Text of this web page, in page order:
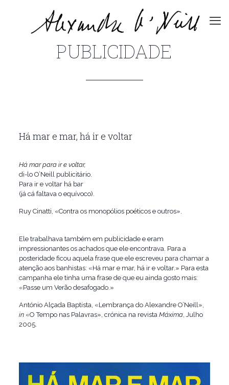
PUBLICIDADE
Há mar e mar, há ir e voltar
Há mar para ir e voltar,
di-lo O’Neill publicitário.
Para ir e voltar há bar
(já cá faltava o equívoco).
Ruy Cinatti, «Contra os monopólios poéticos e outros».
Ele trabalhava também em publicidade e eram
impressionantes os achados que ele encontrava. Para a
posteridade ficou aquela frase que ele escreveu para chamar a
atenção aos banhistas: «Há mar e mar, há ir e voltar.» Para esta
campanha ele tinha uma frase de que eu ainda gosto mais:
«Passe um Verão desafogado.»
António Alçada Baptista, «Lembrança do Alexandre O’Neill»,
in«O Tempo nas Palavras», crónica na revista Máxima, Julho
2005.